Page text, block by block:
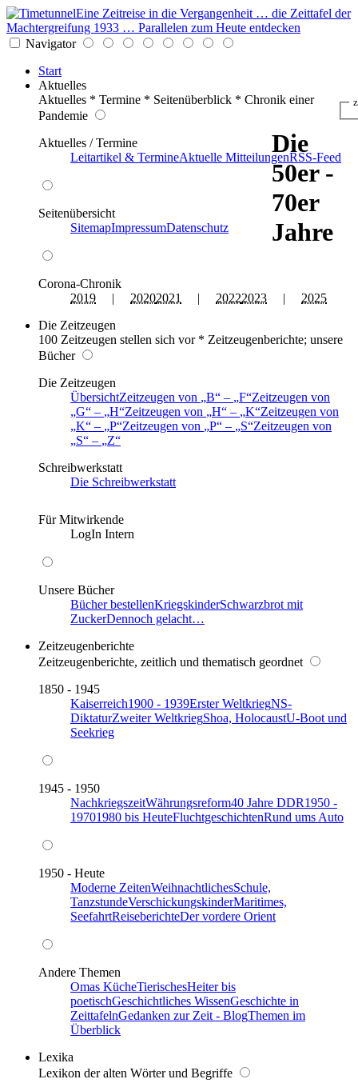
Eine Zeitreise in die Vergangenheit … die Zeittafel der
Machtergreifung 1933 … Parallelen zum Heute entdecken
Navigator
Start
Aktuelles
Aktuelles * Termine * Seitenüberblick * Chronik einer
Pandemie
Aktuelles / Termine
Leitartikel & TermineAktuelle MitteilungenRSS-Feed
Seitenübersicht
SitemapImpressumDatenschutz
Corona-Chronik
2019 | 20202021 | 20222023 | 2025
Die Zeitzeugen
100 Zeitzeugen stellen sich vor * Zeitzeugenberichte; unsere
Bücher
Die Zeitzeugen
ÜbersichtZeitzeugen von B – F Zeitzeugen von
G
– H Zeitzeugen von H – K Zeitzeugen von
K
– P Zeitzeugen von P – S Zeitzeugen von
S
–
Z
Schreibwerkstatt
Die Schreibwerkstatt
Für Mitwirkende
LogIn Intern
Unsere Bücher
Bücher bestellenKriegskinderSchwarzbrot mit
ZuckerDennoch gelacht…
Zeitzeugenberichte
Zeitzeugenberichte, zeitlich und thematisch geordnet
1850 - 1945
Kaiserreich1900 - 1939Erster WeltkriegNS-
DiktaturZweiter WeltkriegShoa, HolocaustU-Boot und
Seekrieg
1945 - 1950
NachkriegszeitWährungsreform40 Jahre DDR1950 -
19701980 bis HeuteFluchtgeschichtenRund ums Auto
1950 - Heute
Moderne ZeitenWeihnachtlichesSchule,
TanzstundeVerschickungskinderMaritimes,
SeefahrtReiseberichteDer vordere Orient
Andere Themen
Omas KücheTierischesHeiter bis
poetischGeschichtliches WissenGeschichte in
ZeittafelnGedanken zur Zeit - BlogThemen im
Überblick
Lexika
Lexikon der alten Wörter und Begriffe
Die
50er -
70er
Jahre